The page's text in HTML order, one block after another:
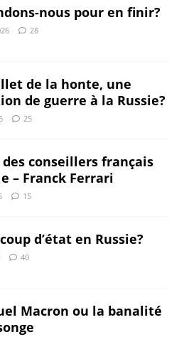
nous pour en finir?
28
de la honte, une
de guerre à la Russie?
25
conseillers français
– Franck Ferrari
15
d’état en Russie?
40
Macron ou la banalité